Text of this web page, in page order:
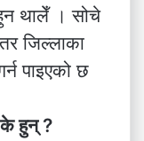
थालेँ । सोचे
जिल्लाका
पाइएको छ
हुन् ?